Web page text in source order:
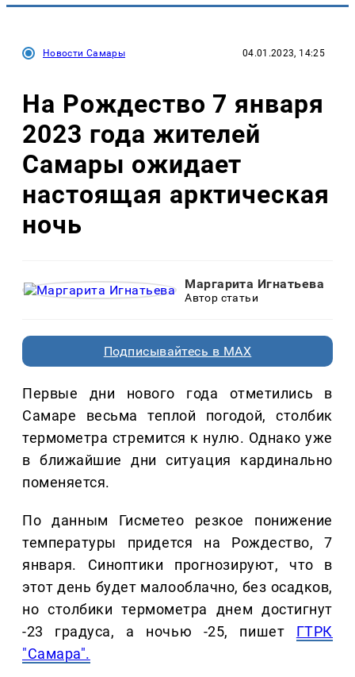
Новости Самары 04.01.2023, 14:25
На Рождество 7 января
2023 года жителей
Самары ожидает
настоящая арктическая
ночь
Маргарита Игнатьева
Автор статьи
Подписывайтесь в MAX
Первые дни нового года отметились в
Самаре весьма теплой погодой, столбик
термометра стремится к нулю. Однако уже
в ближайшие дни ситуация кардинально
поменяется.
По данным Гисметео резкое понижение
температуры придется на Рождество, 7
января. Синоптики прогнозируют, что в
этот день будет малооблачно, без осадков,
но столбики термометра днем достигнут
-23 градуса, а ночью -25, пишет ГТРК
"Самара".